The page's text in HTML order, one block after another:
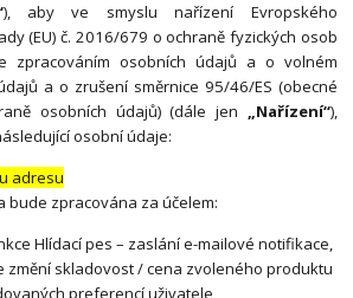
), aby ve smyslu nařízení Evropského
(EU) č. 2016/679 o ochraně fyzických osob
zpracováním osobních údajů a o volném
a o zrušení směrnice 95/46/ES (obecné
osobních údajů) (dále jen „Nařízení“),
osobní údaje:
adresu
bude zpracována za účelem:
Hlídací pes – zaslání e-mailové notifikace,
změní skladovost / cena zvoleného produktu
preferencí uživatele